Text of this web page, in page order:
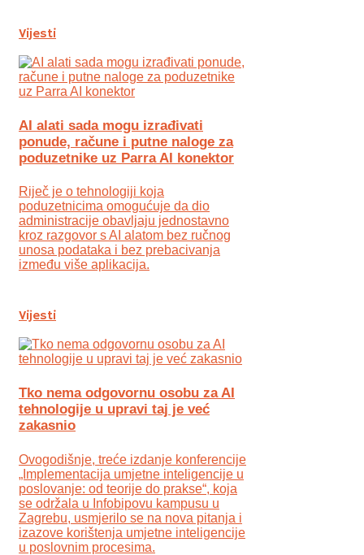
Vijesti
AI alati sada mogu izrađivati
ponude, račune i putne naloge za
poduzetnike uz Parra AI konektor
Riječ je o tehnologiji koja
poduzetnicima omogućuje da dio
administracije obavljaju jednostavno
kroz razgovor s AI alatom bez ručnog
unosa podataka i bez prebacivanja
između više aplikacija.
Vijesti
Tko nema odgovornu osobu za AI
tehnologije u upravi taj je već
zakasnio
Ovogodišnje, treće izdanje konferencije
„Implementacija umjetne inteligencije u
poslovanje: od teorije do prakse“, koja
se održala u Infobipovu kampusu u
Zagrebu, usmjerilo se na nova pitanja i
izazove korištenja umjetne inteligencije
u poslovnim procesima.